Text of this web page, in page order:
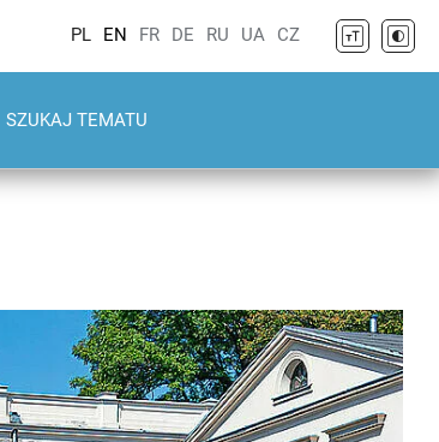
PL EN FR DE RU UA CZ